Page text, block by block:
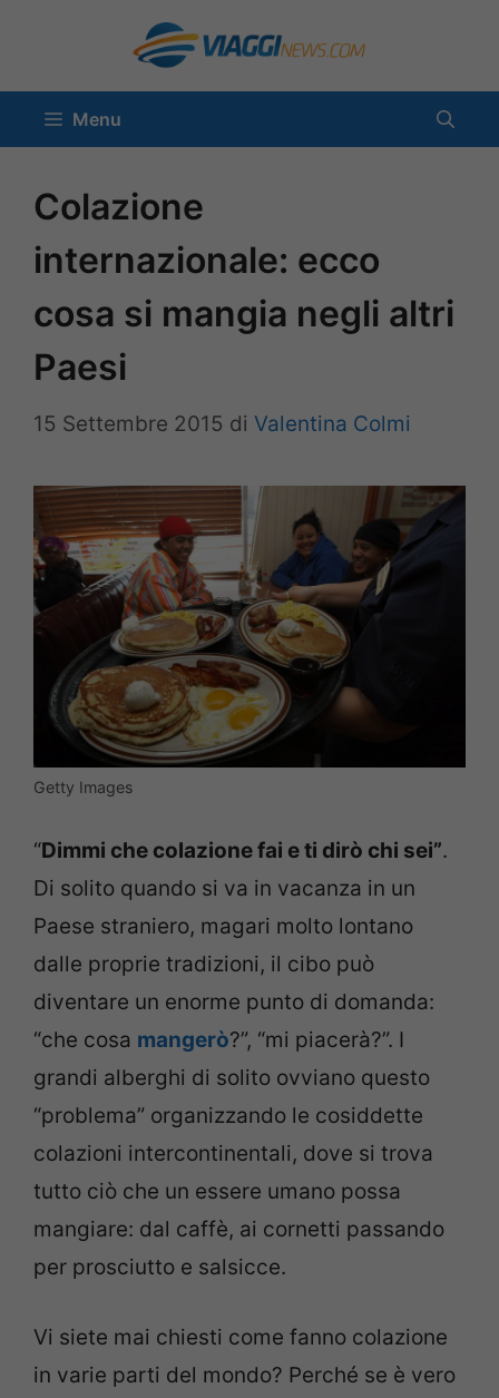
contenuto
Menu
Colazione
internazionale: ecco
cosa si mangia negli altri
Paesi
15 Settembre 2015 di Valentina Colmi
Getty Images
“Dimmi che colazione fai e ti dirò chi sei”.
Di solito quando si va in vacanza in un
Paese straniero, magari molto lontano
dalle proprie tradizioni, il cibo può
diventare un enorme punto di domanda:
“che cosa mangerò?”, “mi piacerà?”. I
grandi alberghi di solito ovviano questo
“problema” organizzando le cosiddette
colazioni intercontinentali, dove si trova
tutto ciò che un essere umano possa
mangiare: dal caffè, ai cornetti passando
per prosciutto e salsicce.
Vi siete mai chiesti come fanno colazione
in varie parti del mondo? Perché se è vero